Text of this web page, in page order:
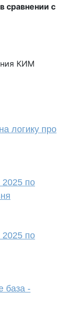
сравнении с
КИМ
логику про
по
по
база -